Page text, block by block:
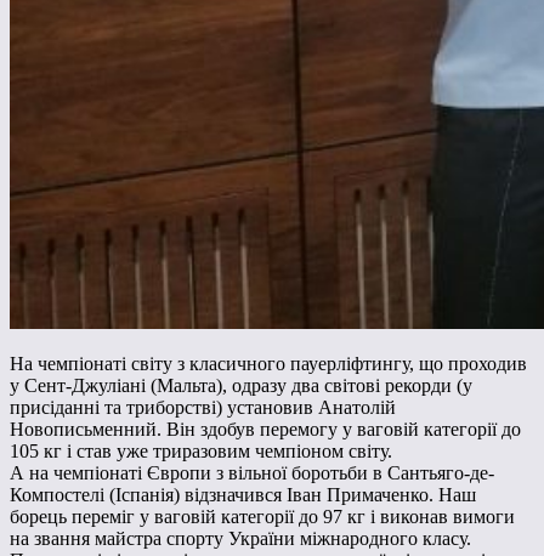
На чемпіонаті світу з класичного пауерліфтингу, що проходив
у Сент-Джуліані (Мальта), одразу два світові рекорди (у
присіданні та триборстві) установив Анатолій
Новописьменний. Він здобув перемогу у ваговій категорії до
105 кг і став уже триразовим чемпіоном світу.
А на чемпіонаті Європи з вільної боротьби в Сантьяго-де-
Компостелі (Іспанія) відзначився Іван Примаченко. Наш
борець переміг у ваговій категорії до 97 кг і виконав вимоги
на звання майстра спорту України міжнародного класу.